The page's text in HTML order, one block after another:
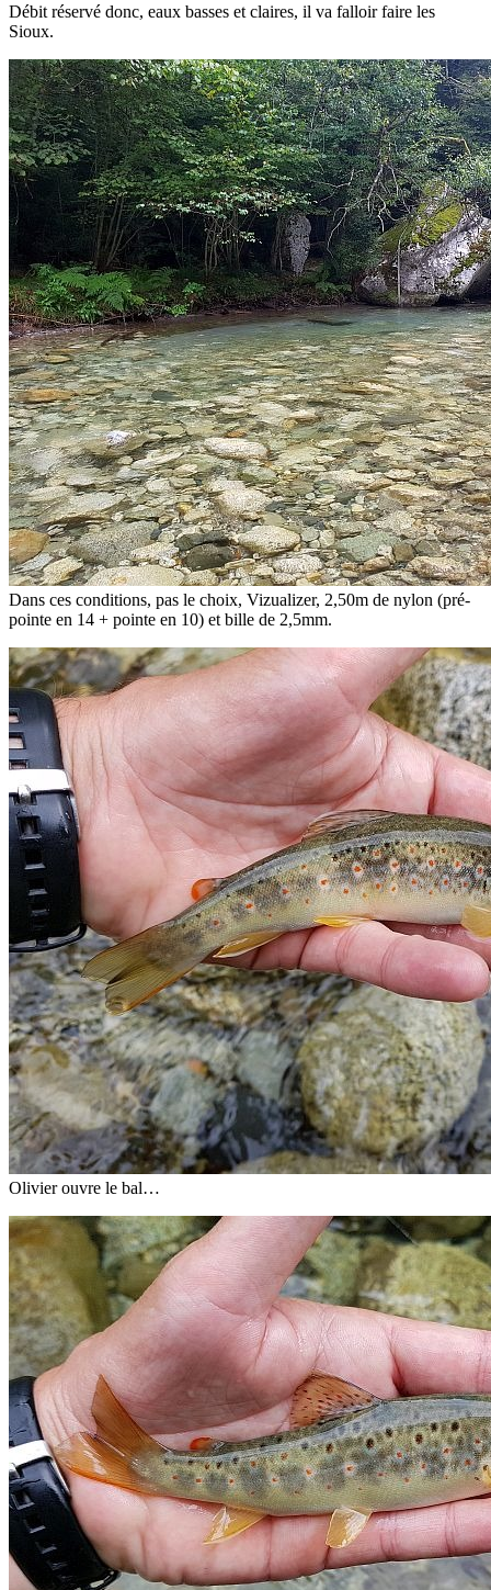
Débit réservé donc, eaux basses et claires, il va falloir faire les
Sioux.
Dans ces conditions, pas le choix, Vizualizer, 2,50m de nylon (pré-
pointe en 14 + pointe en 10) et bille de 2,5mm.
Olivier ouvre le bal…